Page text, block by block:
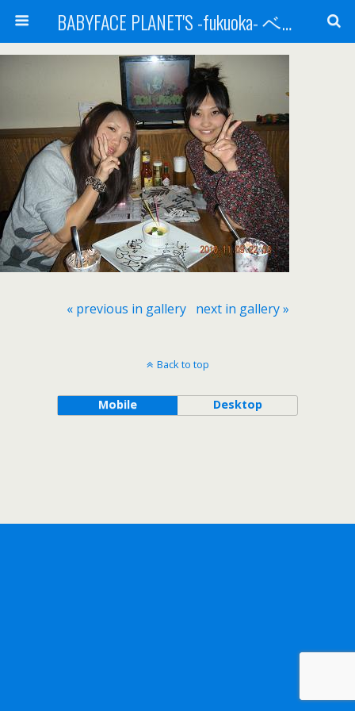
BABYFACE PLANET'S -fukuoka- ベビーフェイスプラネッツ 福岡(ベビフェ福岡)
« previous in gallery next in gallery »
Back to top
Mobile Desktop